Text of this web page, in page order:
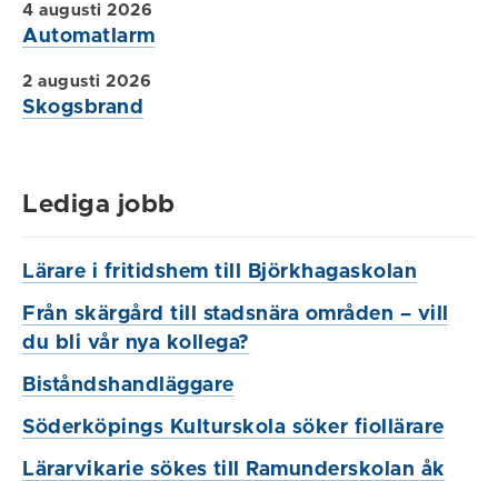
Automatlarm
4 augusti 2026
Skogsbrand
2 augusti 2026
Lediga jobb
Lärare i fritidshem till Björkhagaskolan
Från skärgård till stadsnära områden – vill
du bli vår nya kollega?
Biståndshandläggare
Söderköpings Kulturskola söker fiollärare
Lärarvikarie sökes till Ramunderskolan åk